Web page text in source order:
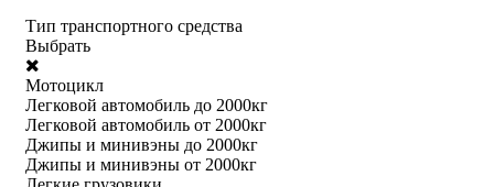
Тип транспортного средства
Выбрать
Мотоцикл
Легковой автомобиль до 2000кг
Легковой автомобиль от 2000кг
Джипы и минивэны до 2000кг
Джипы и минивэны от 2000кг